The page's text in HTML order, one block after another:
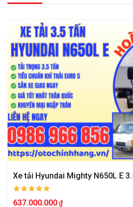
Xe tải Hyundai Mighty N650L E
637.000.000